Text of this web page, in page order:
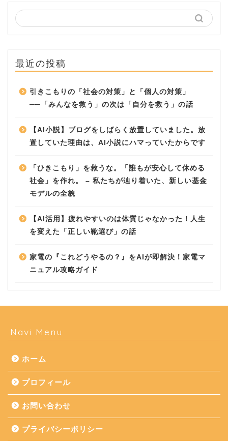
最近の投稿
引きこもりの「社会の対策」と「個人の対策」
──「みんなを救う」の次は「自分を救う」の話
【AI小説】ブログをしばらく放置していました。放
置していた理由は、AI小説にハマっていたからです
「ひきこもり」を救うな。「誰もが安心して休める
社会」を作れ。 – 私たちが辿り着いた、新しい基金
モデルの全貌
【AI活用】疲れやすいのは体質じゃなかった！人生
を変えた「正しい靴選び」の話
家電の『これどうやるの？』をAIが即解決！家電マ
ニュアル攻略ガイド
Navi Menu
ホーム
プロフィール
お問い合わせ
プライバシーポリシー